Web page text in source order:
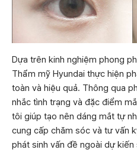
Dựa trên kinh nghiệm phong
Thẩm mỹ Hyundai thực hiện
toàn và hiệu quả. Thông qua
nhắc tình trạng và đặc điểm
tôi giúp tạo nên dáng mắt tự
cung cấp chăm sóc và tư vấn
phát sinh vấn đề ngoài dự